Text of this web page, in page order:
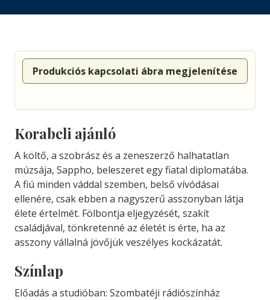
Produkciós kapcsolati ábra megjelenítése
Korabeli ajánló
A költő, a szobrász és a zeneszerző halhatatlan
múzsája, Sappho, beleszeret egy fiatal diplomatába.
A fiú minden váddal szemben, belső vívódásai
ellenére, csak ebben a nagyszerű asszonyban látja
élete értelmét. Fölbontja eljegyzését, szakít
családjával, tönkretenné az életét is érte, ha az
asszony vállalná jövőjük veszélyes kockázatát.
Színlap
Előadás a studióban: Szombatéji rádiószínház